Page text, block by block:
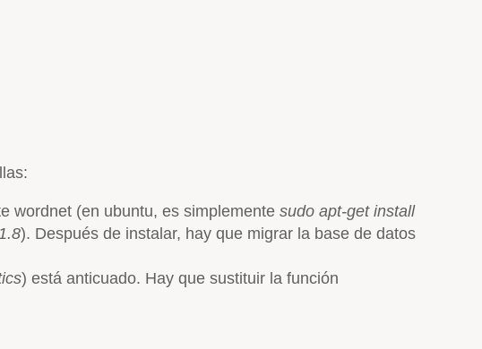
wordnet (en ubuntu, es simplemente sudo apt-get install
). Después de instalar, hay que migrar la base de datos
) está anticuado. Hay que sustituir la función